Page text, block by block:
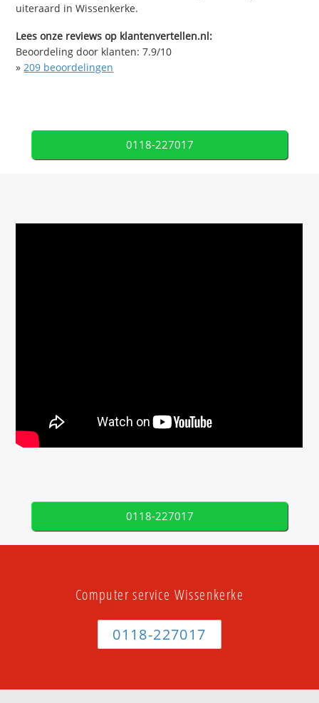
uiteraard in Wissenkerke.
Lees onze reviews op klantenvertellen.nl:
Beoordeling door klanten:7.9/10
» 209 beoordelingen
0118-227017
0118-227017
Computer service Wissenkerke
0118-227017